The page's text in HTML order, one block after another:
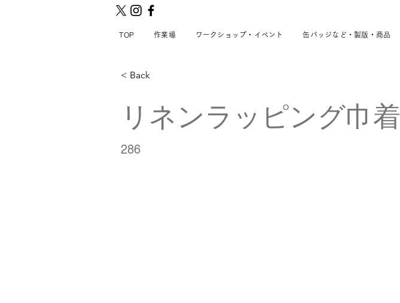
TOP 作業場 ワークショップ・イベント 缶バッジなど・製版・商品
< Back
リネンラッピング巾着
286